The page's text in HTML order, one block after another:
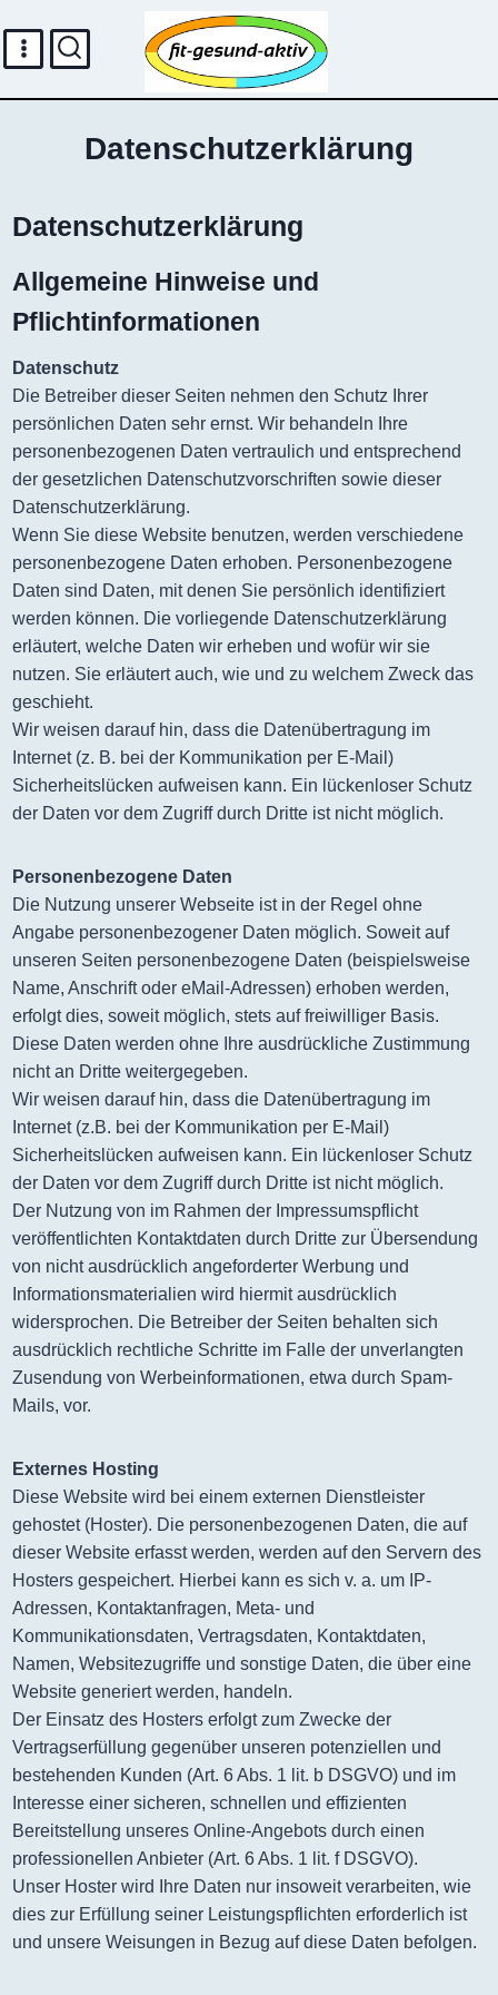
Inhalt
Datenschutzerklärung
Datenschutzerklärung
Allgemeine Hinweise und
Pflichtinformationen
Datenschutz
Die Betreiber dieser Seiten nehmen den Schutz Ihrer
persönlichen Daten sehr ernst. Wir behandeln Ihre
personenbezogenen Daten vertraulich und entsprechend
der gesetzlichen Datenschutzvorschriften sowie dieser
Datenschutzerklärung.
Wenn Sie diese Website benutzen, werden verschiedene
personenbezogene Daten erhoben. Personenbezogene
Daten sind Daten, mit denen Sie persönlich identifiziert
werden können. Die vorliegende Datenschutzerklärung
erläutert, welche Daten wir erheben und wofür wir sie
nutzen. Sie erläutert auch, wie und zu welchem Zweck das
geschieht.
Wir weisen darauf hin, dass die Datenübertragung im
Internet (z. B. bei der Kommunikation per E-Mail)
Sicherheitslücken aufweisen kann. Ein lückenloser Schutz
der Daten vor dem Zugriff durch Dritte ist nicht möglich.
Personenbezogene Daten
Die Nutzung unserer Webseite ist in der Regel ohne
Angabe personenbezogener Daten möglich. Soweit auf
unseren Seiten personenbezogene Daten (beispielsweise
Name, Anschrift oder eMail-Adressen) erhoben werden,
erfolgt dies, soweit möglich, stets auf freiwilliger Basis.
Diese Daten werden ohne Ihre ausdrückliche Zustimmung
nicht an Dritte weitergegeben.
Wir weisen darauf hin, dass die Datenübertragung im
Internet (z.B. bei der Kommunikation per E-Mail)
Sicherheitslücken aufweisen kann. Ein lückenloser Schutz
der Daten vor dem Zugriff durch Dritte ist nicht möglich.
Der Nutzung von im Rahmen der Impressumspflicht
veröffentlichten Kontaktdaten durch Dritte zur Übersendung
von nicht ausdrücklich angeforderter Werbung und
Informationsmaterialien wird hiermit ausdrücklich
widersprochen. Die Betreiber der Seiten behalten sich
ausdrücklich rechtliche Schritte im Falle der unverlangten
Zusendung von Werbeinformationen, etwa durch Spam-
Mails, vor.
Externes Hosting
Diese Website wird bei einem externen Dienstleister
gehostet (Hoster). Die personenbezogenen Daten, die auf
dieser Website erfasst werden, werden auf den Servern des
Hosters gespeichert. Hierbei kann es sich v. a. um IP-
Adressen, Kontaktanfragen, Meta- und
Kommunikationsdaten, Vertragsdaten, Kontaktdaten,
Namen, Websitezugriffe und sonstige Daten, die über eine
Website generiert werden, handeln.
Der Einsatz des Hosters erfolgt zum Zwecke der
Vertragserfüllung gegenüber unseren potenziellen und
bestehenden Kunden (Art. 6 Abs. 1 lit. b DSGVO) und im
Interesse einer sicheren, schnellen und effizienten
Bereitstellung unseres Online-Angebots durch einen
professionellen Anbieter (Art. 6 Abs. 1 lit. f DSGVO).
Unser Hoster wird Ihre Daten nur insoweit verarbeiten, wie
dies zur Erfüllung seiner Leistungspflichten erforderlich ist
und unsere Weisungen in Bezug auf diese Daten befolgen.